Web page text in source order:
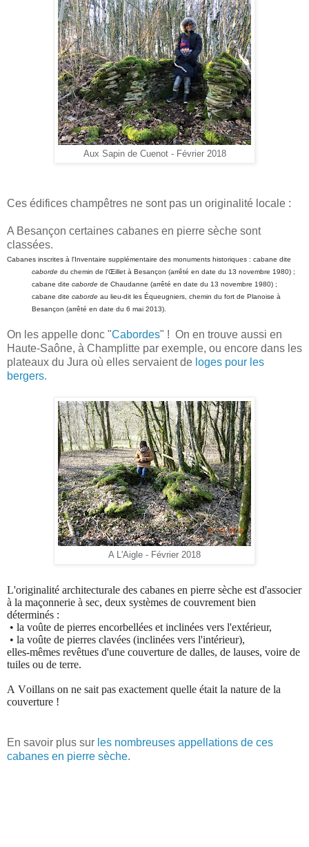
Aux Sapin de Cuenot - Février 2018
Ces édifices champêtres ne sont pas un originalité locale :
A Besançon certaines cabanes en pierre sèche sont
classées.
Cabanes inscrites à l'Inventaire supplémentaire des monuments historiques : cabane dite
caborde du chemin de l'Œillet à Besançon (arrêté en date du 13 novembre 1980) ;
cabane dite caborde de Chaudanne (arrêté en date du 13 novembre 1980) ;
cabane dite caborde au lieu-dit les Équeugniers, chemin du fort de Planoise à
Besançon (arrêté en date du 6 mai 2013).
On les appelle donc "Cabordes" ! On en trouve aussi en
Haute-Saône, à Champlitte par exemple, ou encore dans les
plateaux du Jura où elles servaient de loges pour les
bergers.
A L'Aigle - Février 2018
L'originalité architecturale des cabanes en pierre sèche est d'associer
à la maçonnerie à sec, deux systèmes de couvrement bien
déterminés :
• la voûte de pierres encorbellées et inclinées vers l'extérieur,
• la voûte de pierres clavées (inclinées vers l'intérieur),
elles-mêmes revêtues d'une couverture de dalles, de lauses, voire de
tuiles ou de terre.
A Voillans on ne sait pas exactement quelle était la nature de la
couverture !
En savoir plus sur les nombreuses appellations de ces
cabanes en pierre sèche.